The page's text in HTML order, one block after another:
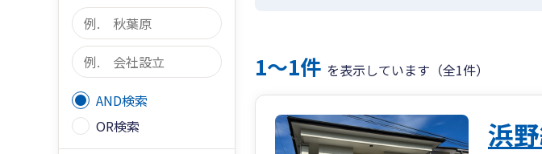
AND検索
OR検索
1〜1件 を表示しています（全1件）
浜